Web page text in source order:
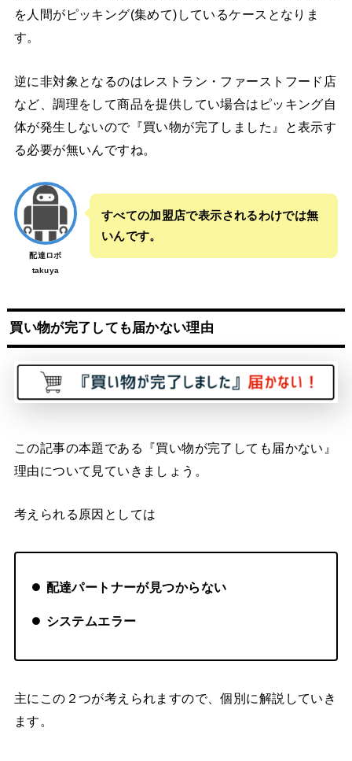
を人間がピッキング(集めて)しているケースとなりま
す。
逆に非対象となるのはレストラン・ファーストフード店
など、調理をして商品を提供してい場合はピッキング自
体が発生しないので『買い物が完了しました』と表示す
る必要が無いんですね。
配達ロボ
takuya
すべての加盟店で表示されるわけでは無
いんです。
買い物が完了しても届かない理由
この記事の本題である『買い物が完了しても届かない』
理由について見ていきましょう。
考えられる原因としては
配達パートナーが見つからない
システムエラー
主にこの２つが考えられますので、個別に解説していき
ます。